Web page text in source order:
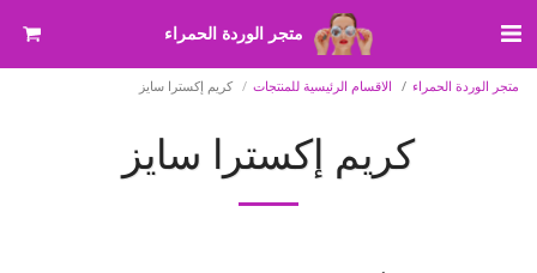
متجر الوردة الحمراء
متجر الوردة الحمراء الاقسام الرئيسية للمنتجات كريم إكسترا سايز
كريم إكسترا سايز